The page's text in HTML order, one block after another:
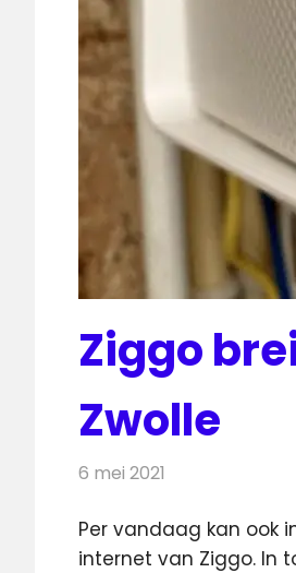
Ziggo
Zwolle
6 mei 2021
Per vandaag kan ook
internet van Ziggo. In